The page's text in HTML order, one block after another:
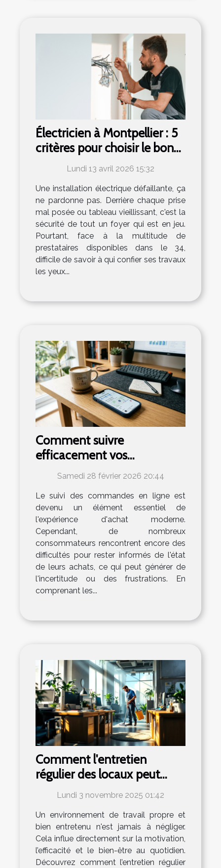
Électricien à Montpellier : 5
critères pour choisir le bon
professionnel
Lundi 13 avril 2026 15:32
Une installation électrique défaillante, ça
ne pardonne pas. Derrière chaque prise
mal posée ou tableau vieillissant, c'est la
sécurité de tout un foyer qui est en jeu.
Pourtant, face à la multitude de
prestataires disponibles dans le 34,
difficile de savoir à qui confier ses travaux
les yeux...
Comment suivre
efficacement vos
commandes en ligne ?
Samedi 28 février 2026 20:44
Le suivi des commandes en ligne est
devenu un élément essentiel de
l'expérience d'achat moderne.
Cependant, de nombreux
consommateurs rencontrent encore des
difficultés pour rester informés de l'état
de leurs achats, ce qui peut générer de
l'incertitude ou des frustrations. En
comprenant les...
Comment l'entretien
régulier des locaux peut
booster votre productivité?
Lundi 3 novembre 2025 01:42
Un environnement de travail propre et
bien entretenu n'est jamais à négliger.
Cela influe directement sur la motivation,
l’efficacité et le bien-être au quotidien.
Découvrez comment l’entretien régulier